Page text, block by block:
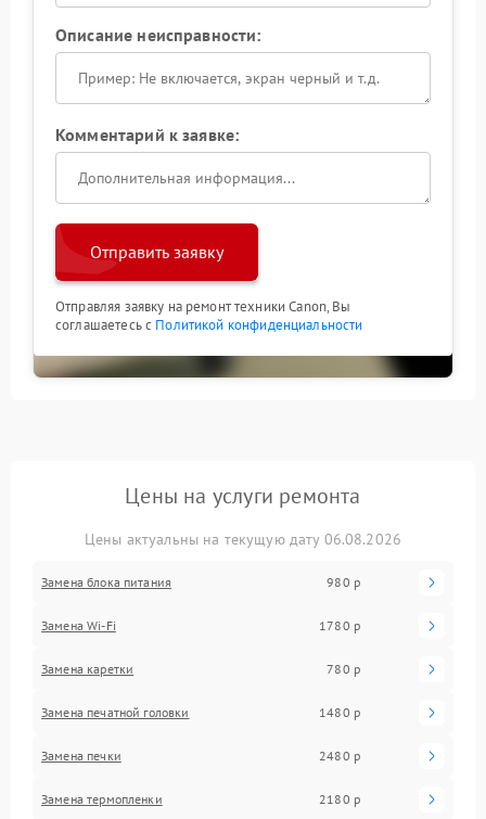
Описание неисправности:
Комментарий к заявке:
Отправить заявку
Отправляя заявку на ремонт техники Canon, Вы
соглашаетесь с Политикой конфиденциальности
Цены на услуги ремонта
Цены актуальны на текущую дату 06.08.2026
Замена блока питания 980 р
Замена Wi-Fi 1780 р
Замена каретки 780 р
Замена печатной головки 1480 р
Замена печки 2480 р
Замена термопленки 2180 р